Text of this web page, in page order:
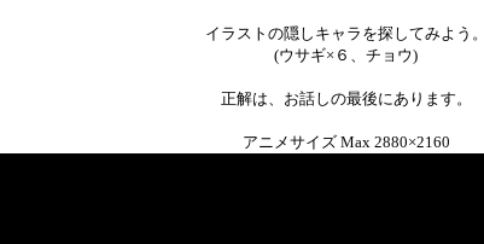
イラストの隠しキャラを探してみよう。
(ウサギ×６、チョウ)
正解は、お話しの最後にあります。
アニメサイズ Max 2880×2160